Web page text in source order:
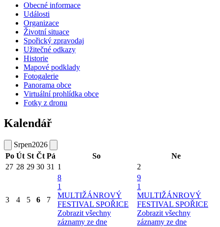
Obecné informace
Události
Organizace
Životní situace
Spořický zpravodaj
Užitečné odkazy
Historie
Mapové podklady
Fotogalerie
Panorama obce
Virtuální prohlídka obce
Fotky z dronu
Kalendář
Srpen2026
Po Út St Čt Pá So
Ne
27 28 29 30 31 1 2
3 4 5 6 7
8
1
MULTIŽÁNROVÝ
FESTIVAL SPOŘICE
Zobrazit všechny
záznamy ze dne
9
1
MULTIŽÁNROVÝ
FESTIVAL SPOŘICE
Zobrazit všechny
záznamy ze dne